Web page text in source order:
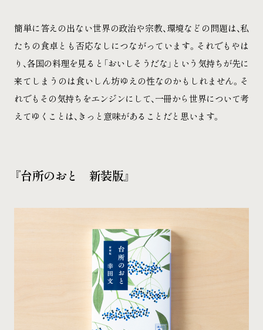
簡単に答えの出ない世界の政治や宗教、環境などの問題は、私
たちの食卓とも否応なしにつながっています。それでもやは
り、各国の料理を見ると「おいしそうだな」という気持ちが先に
来てしまうのは食いしん坊ゆえの性なのかもしれません。そ
れでもその気持ちをエンジンにして、一冊から世界について考
えてゆくことは、きっと意味があることだと思います。
『台所のおと 新装版』